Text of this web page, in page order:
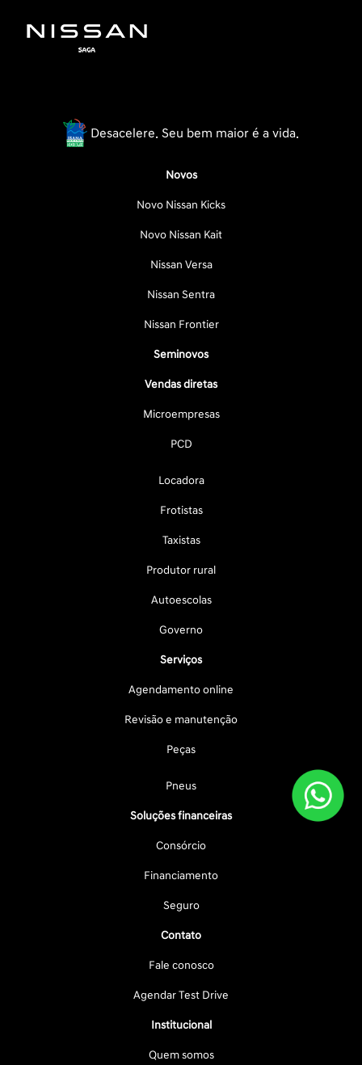
Desacelere. Seu bem maior é a vida.
Novos
Novo Nissan Kicks
Novo Nissan Kait
Nissan Versa
Nissan Sentra
Nissan Frontier
Seminovos
Vendas diretas
Microempresas
PCD
Locadora
Frotistas
Taxistas
Produtor rural
Autoescolas
Governo
Serviços
Agendamento online
Revisão e manutenção
Peças
Pneus
Soluções financeiras
Consórcio
Financiamento
Seguro
Contato
Fale conosco
Agendar Test Drive
Institucional
Quem somos